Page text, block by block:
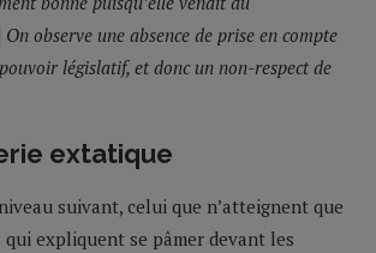
On observe une absence de prise en compte
législatif, et donc un non-respect de
extatique
suivant, celui que n’atteignent que
expliquent se pâmer devant les